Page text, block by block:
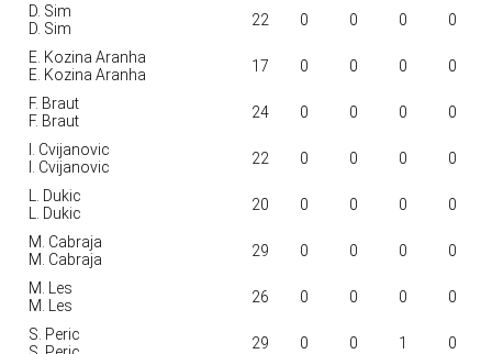
D. Sim
D. Sim
22 0 0 0 0
E. Kozina Aranha
E. Kozina Aranha
17 0 0 0 0
F. Braut
F. Braut
24 0 0 0 0
I. Cvijanovic
I. Cvijanovic
22 0 0 0 0
L. Dukic
L. Dukic
20 0 0 0 0
M. Cabraja
M. Cabraja
29 0 0 0 0
M. Les
M. Les
26 0 0 0 0
S. Peric
29 0 0 1 0